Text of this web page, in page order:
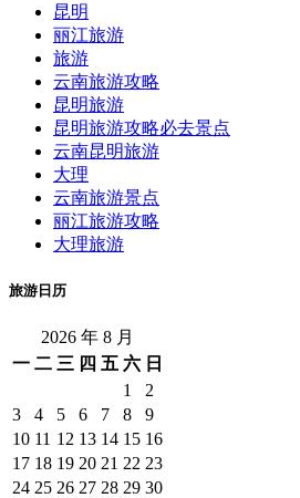
昆明
丽江旅游
旅游
云南旅游攻略
昆明旅游
昆明旅游攻略必去景点
云南昆明旅游
大理
云南旅游景点
丽江旅游攻略
大理旅游
旅游日历
2026 年 8 月
一 二 三 四 五 六 日
1
2
3
4 5 6 7 8
9
10 11 12 13 14 15 16
17 18 19 20 21 22 23
24 25 26 27 28 29 30